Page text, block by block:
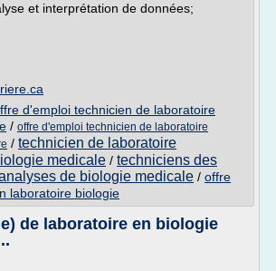
et interprétation de données;
d'emploi technicien de laboratoire
/ offre d'emploi technicien de laboratoire
/ technicien de laboratoire
medicale / techniciens des
de biologie medicale / offre
laboratoire biologie
de laboratoire en biologie